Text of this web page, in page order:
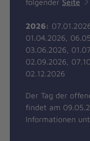
folgender Seite
2026:
01.04.2026,
03.06.2026,
02.09.2026,
02.12.2026
Der Tag der
findet am
Informationen